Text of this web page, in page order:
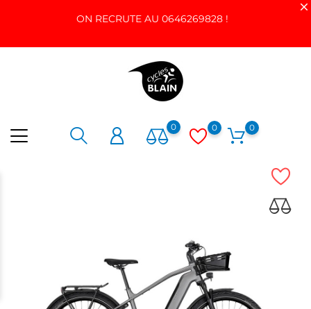
ON RECRUTE AU 0646269828 !
0 0 0